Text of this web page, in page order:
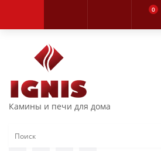
0
Камины и печи для дома